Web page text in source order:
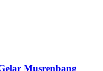
Musrenbang